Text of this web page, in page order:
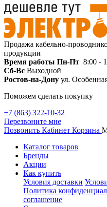
Продажа кабельно-
продукции
Время работы Пн-Пт 8:00 -
Сб-Вс Выходной
Ростов-на-Дону ул.
Поможем сделать покупку
+7 (863) 322-10-32
Перезвоните мне
Позвонить Кабинет Корзина
Каталог товаров
Бренды
Акции
Как купить
Условия доставки
Политика
соглашение